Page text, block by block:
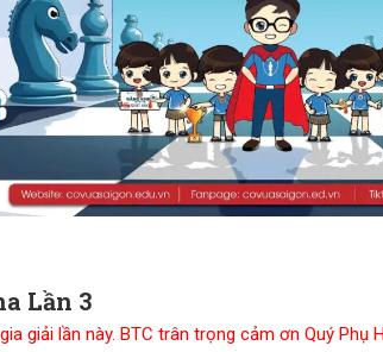
Lần 3
giải lần này. BTC trân trọng cảm ơn Quý Phụ